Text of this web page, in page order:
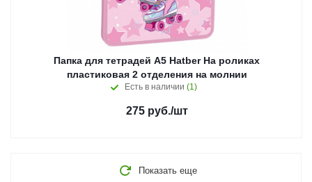
Папка для тетрадей А5 Hatber На роликах
пластиковая 2 отделения на молнии
Есть в наличии (1)
275руб./шт
Показать еще